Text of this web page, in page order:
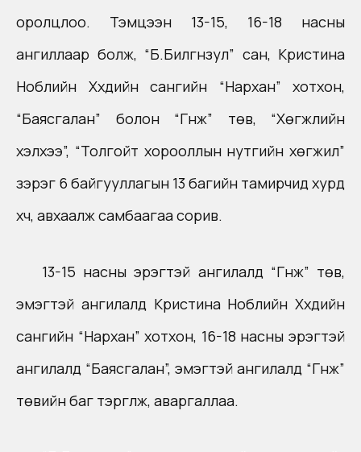
оролцлоо. Тэмцээн 13-15, 16-18 насны
ангиллаар болж, “Б.Билгүүнзул” сан, Кристина
Ноблийн Хүүхдийн сангийн “Нархан” хотхон,
“Баясгалан” болон “Гүнж” төв, “Хөгжлийн
хэлхээ”, “Толгойт хорооллын нутгийн хөгжил”
зэрэг 6 байгууллагын 13 багийн тамирчид хурд
хүч, авхаалж самбаагаа сорив.
13-15 насны эрэгтэй ангилалд “Гүнж” төв,
эмэгтэй ангилалд Кристина Ноблийн Хүүхдийн
сангийн “Нархан” хотхон, 16-18 насны эрэгтэй
ангилалд “Баясгалан”, эмэгтэй ангилалд “Гүнж”
төвийн баг тэргүүлж, аваргаллаа.